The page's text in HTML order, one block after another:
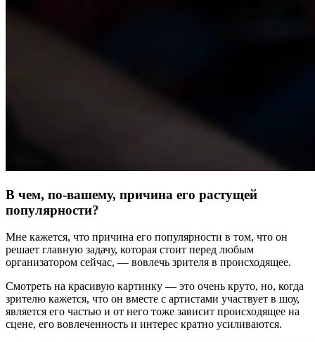
В чем, по-вашему, причина его растущей
популярности?
Мне кажется, что причина его популярности в том, что он
решает главную задачу, которая стоит перед любым
организатором сейчас, — вовлечь зрителя в происходящее.
Смотреть на красивую картинку — это очень круто, но, когда
зрителю кажется, что он вместе с артистами участвует в шоу,
является его частью и от него тоже зависит происходящее на
сцене, его вовлеченность и интерес кратно усиливаются.